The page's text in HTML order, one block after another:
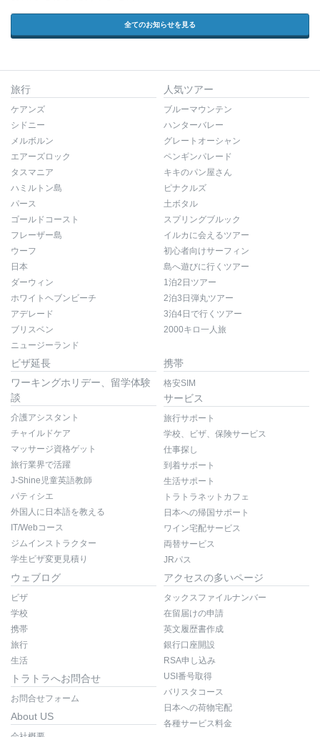
全てのお知らせを見る
旅行
ケアンズ
シドニー
メルボルン
エアーズロック
タスマニア
ハミルトン島
パース
ゴールドコースト
フレーザー島
ウーフ
日本
ダーウィン
ホワイトヘブンビーチ
アデレード
ブリスベン
ニュージーランド
人気ツアー
ブルーマウンテン
ハンターバレー
グレートオーシャン
ペンギンパレード
キキのパン屋さん
ピナクルズ
土ボタル
スプリングブルック
イルカに会えるツアー
初心者向けサーフィン
島へ遊びに行くツアー
1泊2日ツアー
2泊3日弾丸ツアー
3泊4日で行くツアー
2000キロ一人旅
ビザ延長
ワーキングホリデー、留学体験
談
介護アシスタント
チャイルドケア
マッサージ資格ゲット
旅行業界で活躍
J-Shine児童英語教師
パティシエ
外国人に日本語を教える
IT/Webコース
ジムインストラクター
学生ビザ変更見積り
携帯
格安SIM
サービス
旅行サポート
学校、ビザ、保険サービス
仕事探し
到着サポート
生活サポート
トラトラネットカフェ
日本への帰国サポート
ワイン宅配サービス
両替サービス
JRパス
ウェブログ
ビザ
学校
携帯
旅行
生活
トラトラへお問合せ
お問合せフォーム
About US
アクセスの多いページ
タックスファイルナンバー
在留届けの申請
英文履歴書作成
銀行口座開設
RSA申し込み
USI番号取得
バリスタコース
日本への荷物宅配
各種サービス料金